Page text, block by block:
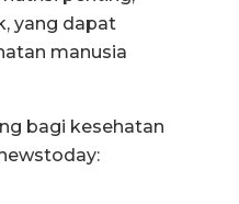
yang dapat
manusia
bagi kesehatan